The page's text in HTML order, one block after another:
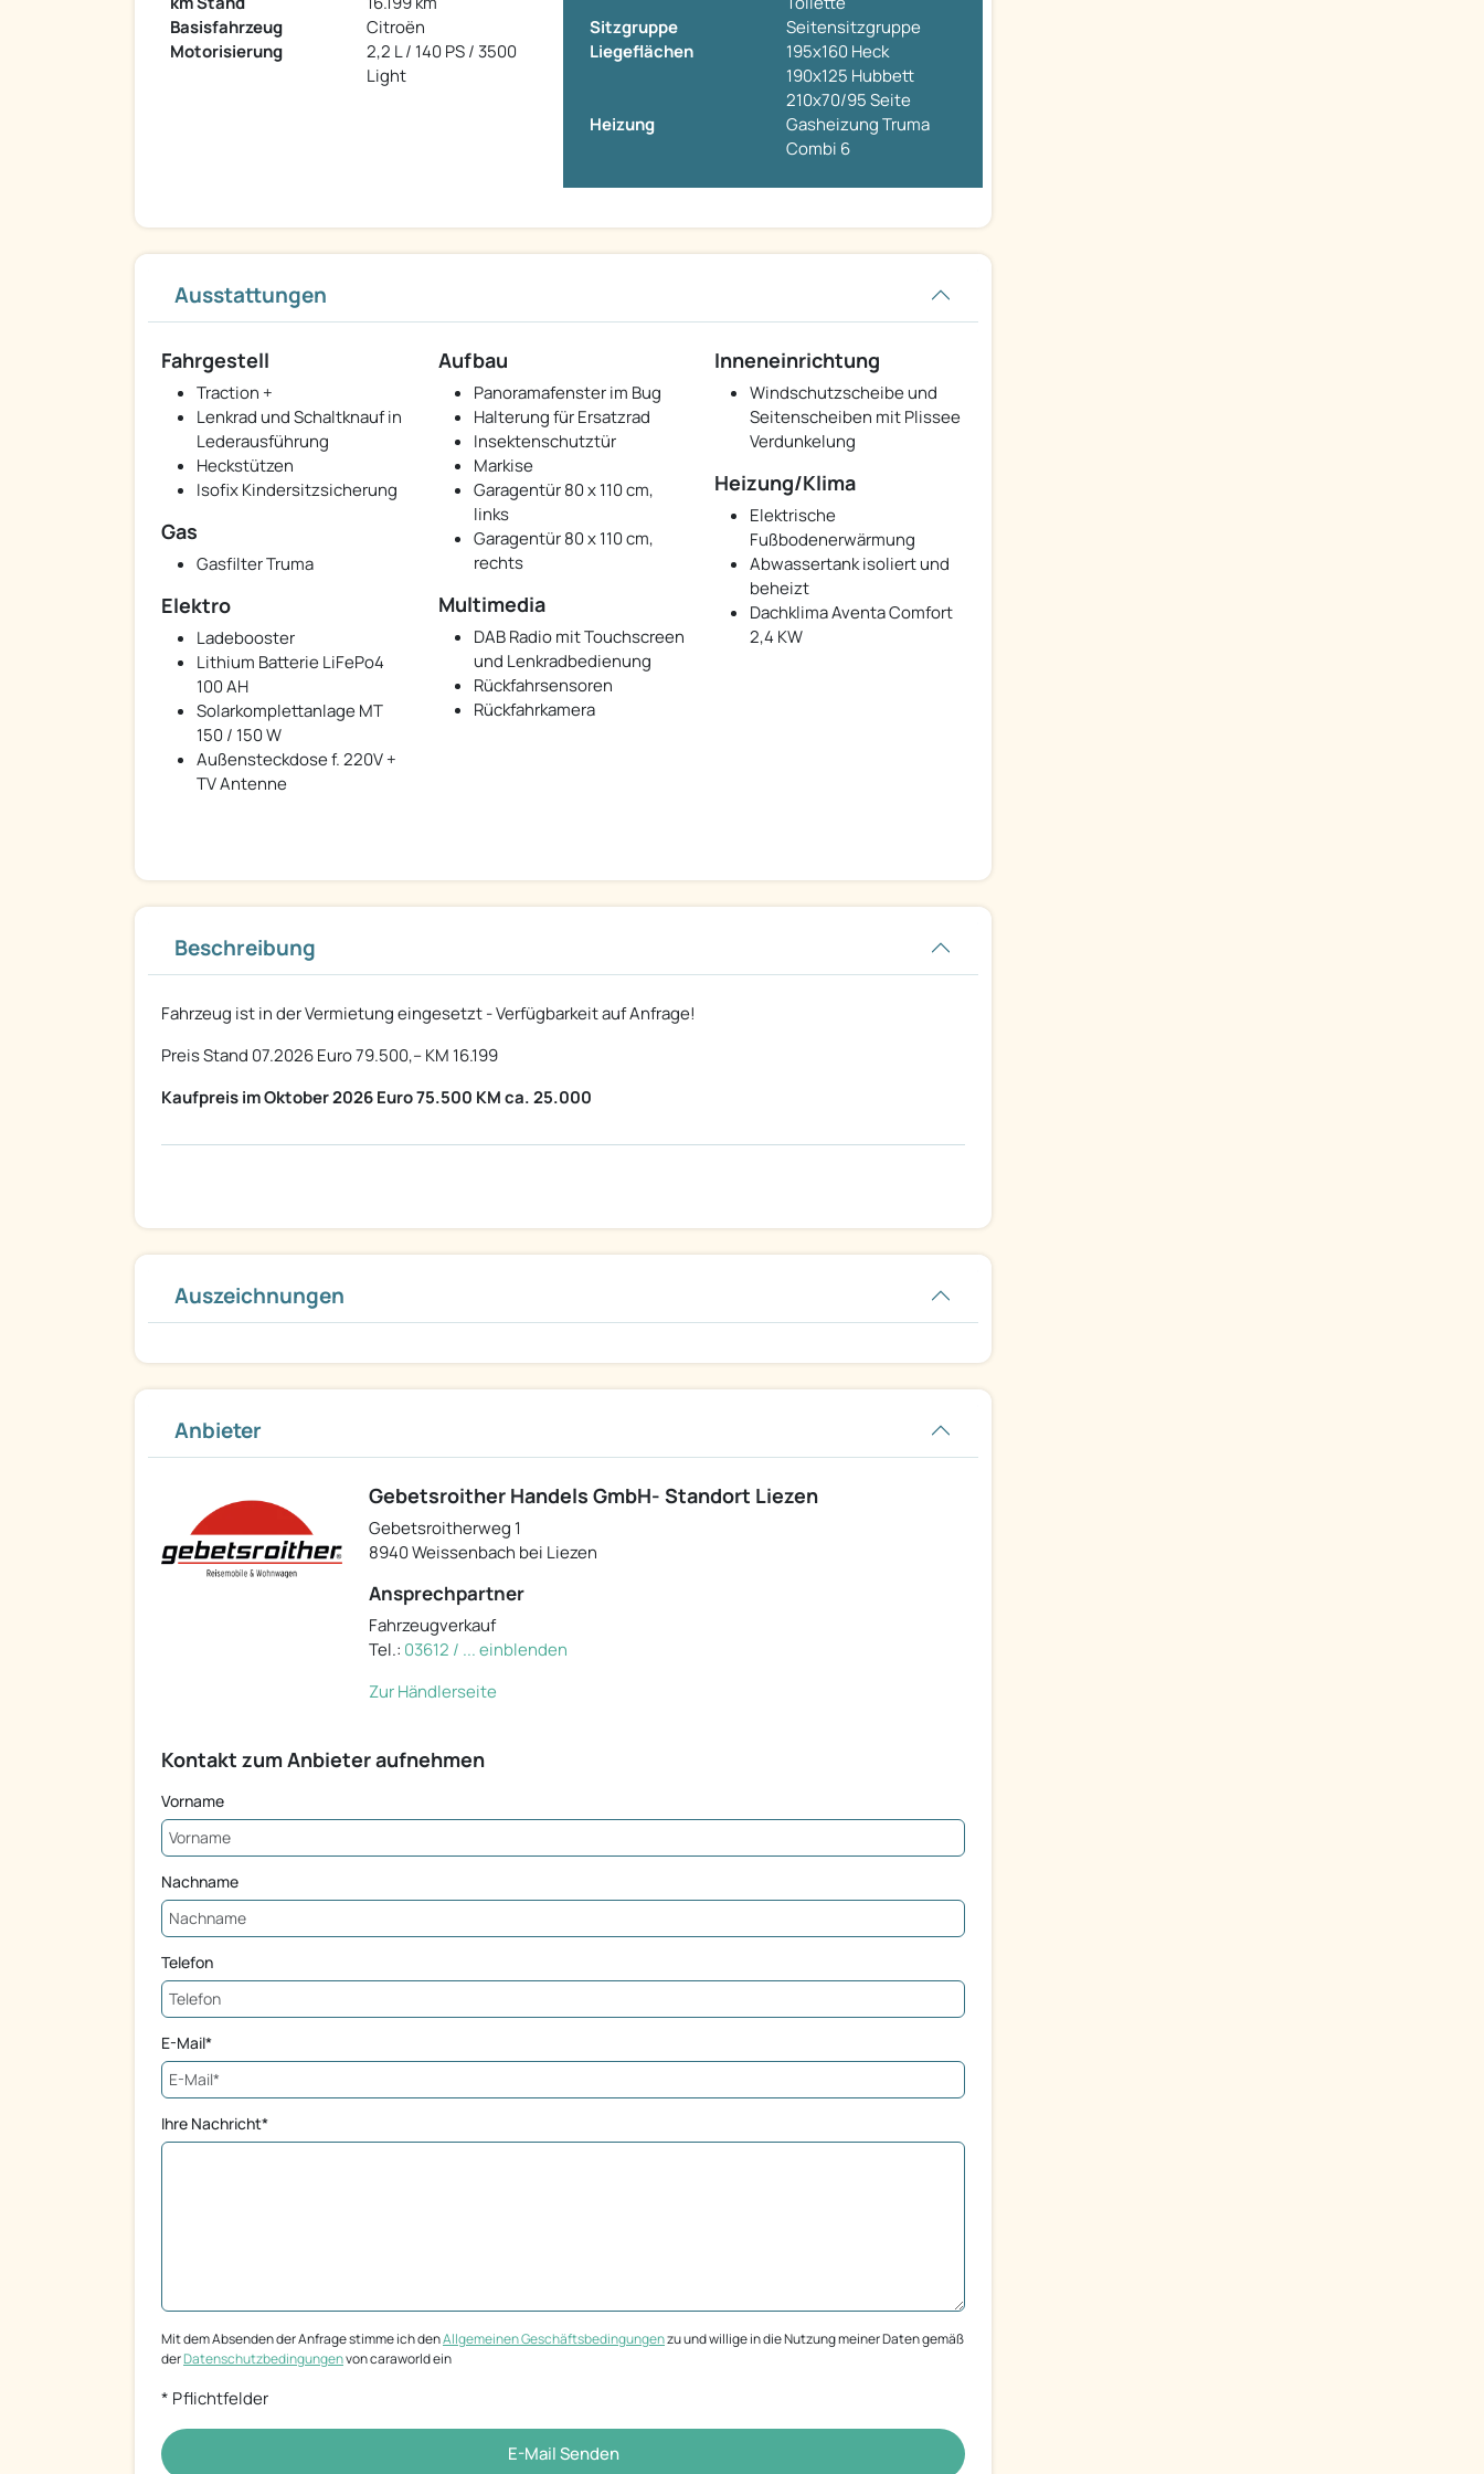
Basisfahrzeug
Citroën
Motorisierung
2,2 L / 140 PS / 3500
Light
Sitzgruppe
Seitensitzgruppe
Liegeflächen
195x160 Heck
190x125 Hubbett
210x70/95 Seite
Heizung
Gasheizung Truma
Combi 6
Ausstattungen
Fahrgestell
Traction +
Lenkrad und Schaltknauf in
Lederausführung
Heckstützen
Isofix Kindersitzsicherung
Aufbau
Panoramafenster im Bug
Halterung für Ersatzrad
Insektenschutztür
Markise
Garagentür 80 x 110 cm,
links
Garagentür 80 x 110 cm,
rechts
Inneneinrichtung
Windschutzscheibe und
Seitenscheiben mit Plissee
Verdunkelung
Heizung/Klima
Elektrische
Fußbodenerwärmung
Abwassertank isoliert und
beheizt
Dachklima Aventa Comfort
2,4 KW
Gas
Gasfilter Truma
Multimedia
DAB Radio mit Touchscreen
und Lenkradbedienung
Rückfahrsensoren
Rückfahrkamera
Elektro
Ladebooster
Lithium Batterie LiFePo4
100 AH
Solarkomplettanlage MT
150 / 150 W
Außensteckdose f. 220V +
TV Antenne
Beschreibung
Fahrzeug ist in der Vermietung eingesetzt - Verfügbarkeit auf Anfrage!
Preis Stand 07.2026 Euro 79.500,-- KM 16.199
Kaufpreis im Oktober 2026 Euro 75.500 KM ca. 25.000
Auszeichnungen
Anbieter
Gebetsroither Handels GmbH- Standort Liezen
Gebetsroitherweg 1
8940 Weissenbach bei Liezen
Ansprechpartner
Fahrzeugverkauf
Tel.: 03612 / ... einblenden
Zur Händlerseite
Kontakt zum Anbieter aufnehmen
Vorname
Nachname
Telefon
E-Mail*
Ihre Nachricht*
Mit dem Absenden der Anfrage stimme ich denAllgemeinen Geschäftsbedingungenzu und willige in die Nutzung meiner Daten gemäß
derDatenschutzbedingungenvon caraworld ein
* Pflichtfelder
E-Mail Senden